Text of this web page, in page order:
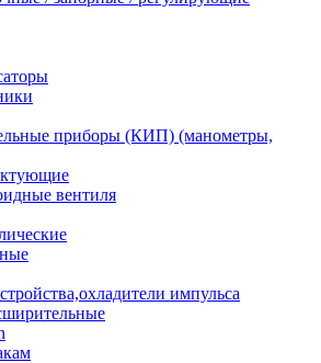
приборы (КИП) (манометры,
вентиля
импульса